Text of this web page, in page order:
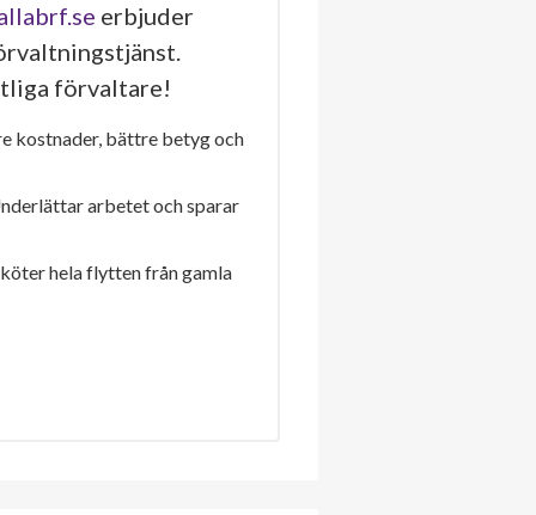
erbjuder
förvaltare!
kostnader, bättre betyg och
arbetet och sparar
hela flytten från gamla